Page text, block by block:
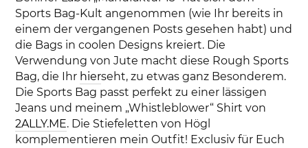
Sports Bag-Kult angenommen (wie Ihr bereits in
einem der vergangenen Posts gesehen habt) und
die Bags in coolen Designs kreiert. Die
Verwendung von Jute macht diese Rough Sports
Bag, die Ihr hierseht, zu etwas ganz Besonderem.
Die Sports Bag passt perfekt zu einer lässigen
Jeans und meinem „Whistleblower“ Shirt von
2ALLY.ME. Die Stiefeletten von Högl
komplementieren mein Outfit! Exclusiv für Euch